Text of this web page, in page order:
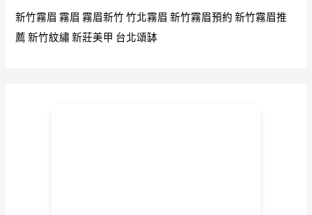
新竹霧眉 霧眉 霧眉新竹 竹北霧眉 新竹霧眉預約 新竹霧眉推
薦 新竹紋繡 新莊美甲 台北頌缽